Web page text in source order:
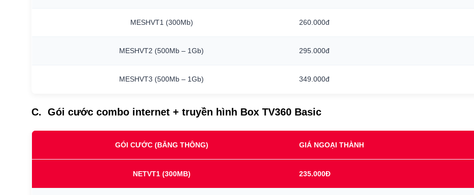
MESHVT1 (300Mb) 260.000đ
MESHVT2 (500Mb – 1Gb) 295.000đ
MESHVT3 (500Mb – 1Gb) 349.000đ
C. Gói cước combo internet + truyền hình Box TV360 Basic
GÓI CƯỚC (BĂNG THÔNG) GIÁ NGOẠI THÀNH
NETVT1 (300MB) 235.000Đ